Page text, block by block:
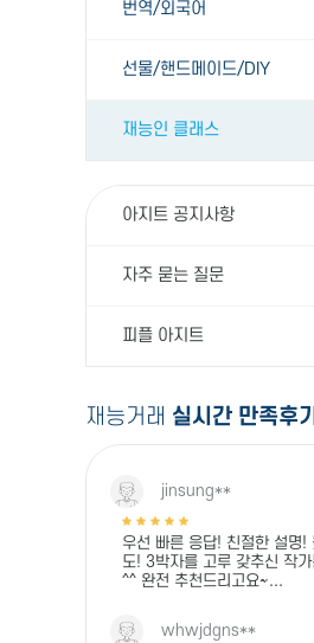
번역/외국어
선물/핸드메이드/DIY
재능인 클래스
아지트 공지사항
자주 묻는 질문
피플 아지트
재능거래 실시간 만족후기
jinsung**
우선 빠른 응답! 친절한 설명!
도! 3박자를 고루 갖추신 작
^^ 완전 추천드리고요~...
whwjdgns**